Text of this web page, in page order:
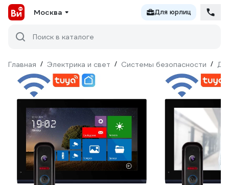
Москва Для юрлиц
Поиск в каталоге
Главная / Электрика и свет / Системы безопасности /